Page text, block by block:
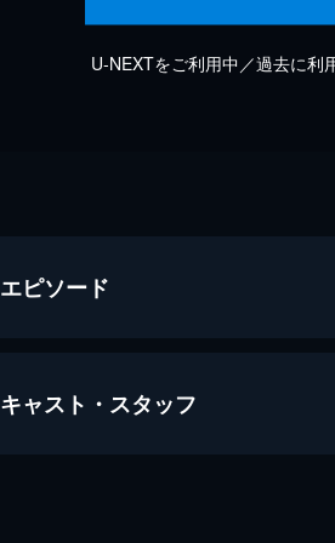
U-NEXTをご利用中／過去に利
エピソード
Bed of Roses (Visualizer)
キャスト・スタッフ